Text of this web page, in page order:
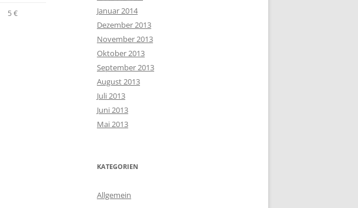
5 €
Januar 2014
Dezember 2013
November 2013
Oktober 2013
September 2013
August 2013
Juli 2013
Juni 2013
Mai 2013
KATEGORIEN
Allgemein